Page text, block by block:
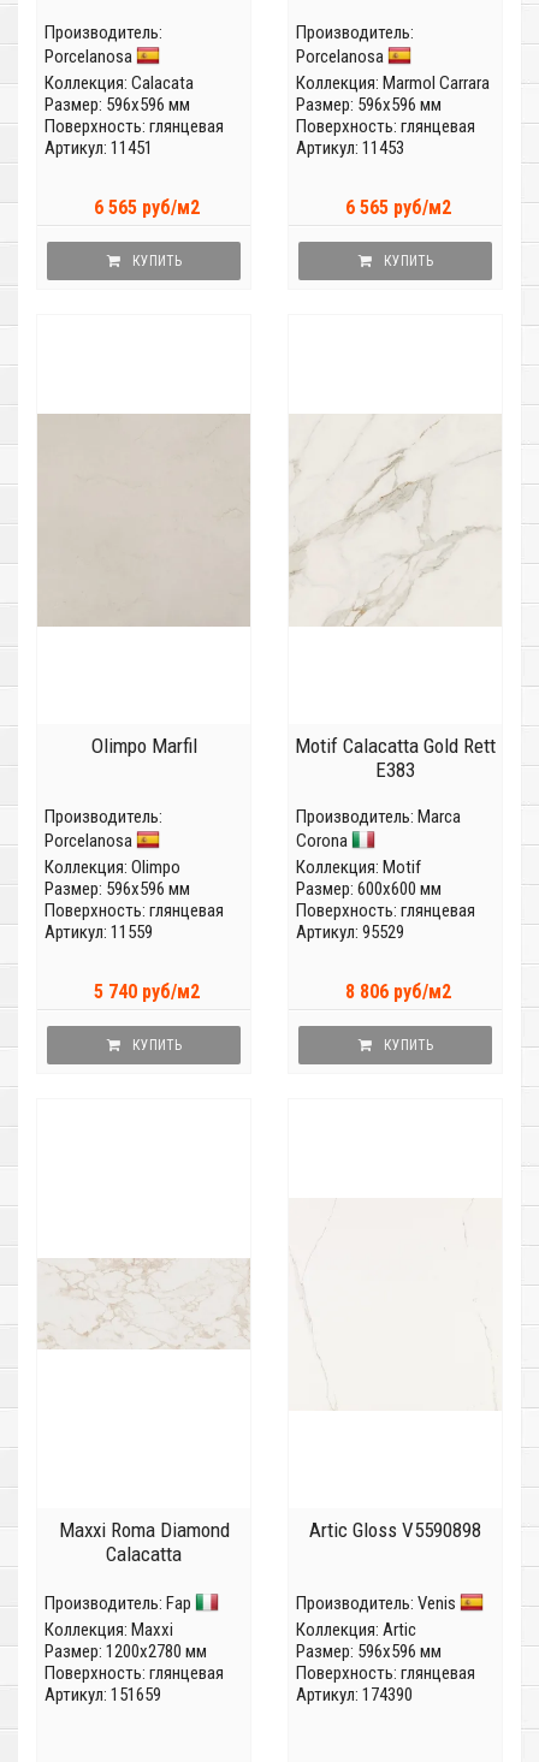
Производитель:
Porcelanosa
Коллекция: Calacata
Размер: 596x596 мм
Поверхность: глянцевая
Артикул: 11451
6 565 руб/м2
КУПИТЬ
Производитель:
Porcelanosa
Коллекция: Marmol Carrara
Размер: 596x596 мм
Поверхность: глянцевая
Артикул: 11453
6 565 руб/м2
КУПИТЬ
Olimpo Marfil
Производитель:
Porcelanosa
Коллекция: Olimpo
Размер: 596x596 мм
Поверхность: глянцевая
Артикул: 11559
5 740 руб/м2
КУПИТЬ
Motif Calacatta Gold Rett
E383
Производитель: Marca
Corona
Коллекция: Motif
Размер: 600x600 мм
Поверхность: глянцевая
Артикул: 95529
8 806 руб/м2
КУПИТЬ
Maxxi Roma Diamond
Calacatta
Производитель: Fap
Коллекция: Maxxi
Размер: 1200x2780 мм
Поверхность: глянцевая
Артикул: 151659
Artic Gloss V5590898
Производитель: Venis
Коллекция: Artic
Размер: 596x596 мм
Поверхность: глянцевая
Артикул: 174390